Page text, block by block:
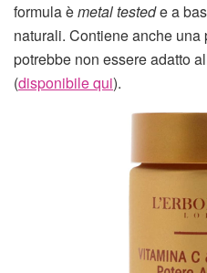
formula èmetal testede a
naturali. Contiene anche una
potrebbe non essere adatto
(disponibile qui).